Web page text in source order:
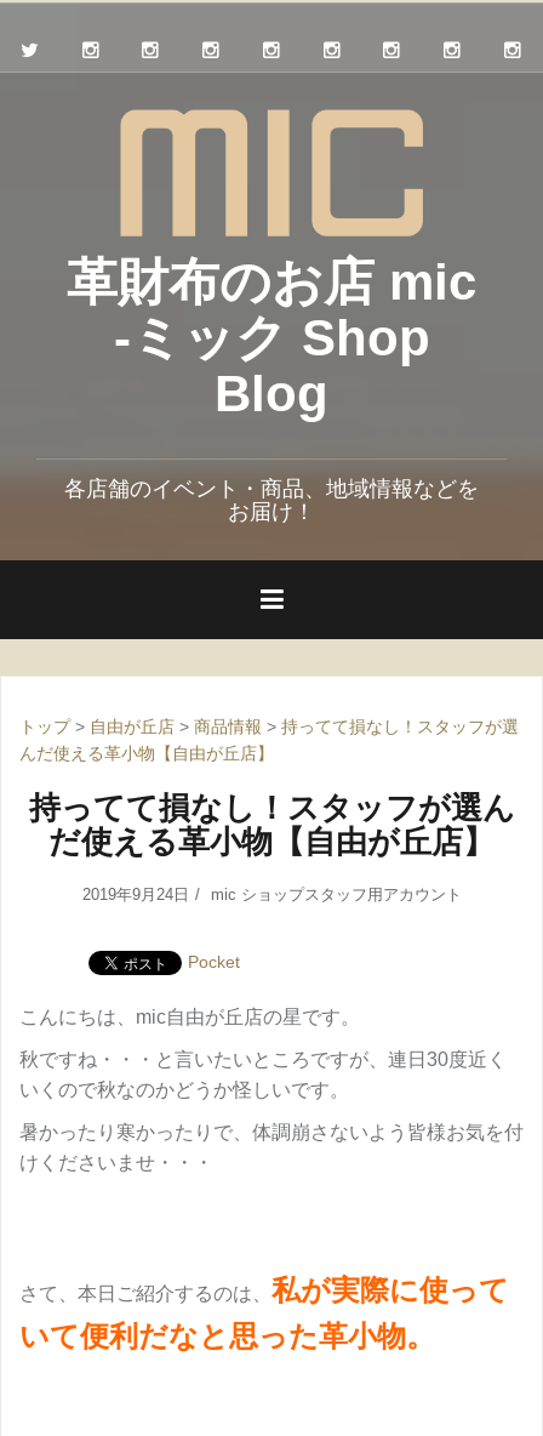
革財布のお店 mic
-ミック Shop
Blog
各店舗のイベント・商品、地域情報などを
お届け！
トップ> 自由が丘店 > 商品情報 > 持ってて損なし！スタッフが選
んだ使える革小物【自由が丘店】
持ってて損なし！スタッフが選ん
だ使える革小物【自由が丘店】
2019年9月24日 mic ショップスタッフ用アカウント
Pocket
こんにちは、mic自由が丘店の星です。
秋ですね・・・と言いたいところですが、連日30度近く
いくので秋なのかどうか怪しいです。
暑かったり寒かったりで、体調崩さないよう皆様お気を付
けくださいませ・・・
さて、本日ご紹介するのは、 私が実際に使って
いて便利だなと思った革小物。